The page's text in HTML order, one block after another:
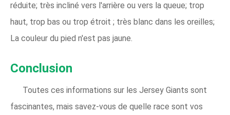
réduite; très incliné vers l'arrière ou vers la queue; trop
haut, trop bas ou trop étroit ; très blanc dans les oreilles;
La couleur du pied n'est pas jaune.
Conclusion
Toutes ces informations sur les Jersey Giants sont
fascinantes, mais savez-vous de quelle race sont vos